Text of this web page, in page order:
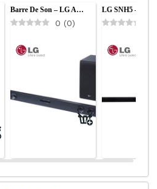
Barre De Son – LG A…
0 (0)
LG SNH5 –